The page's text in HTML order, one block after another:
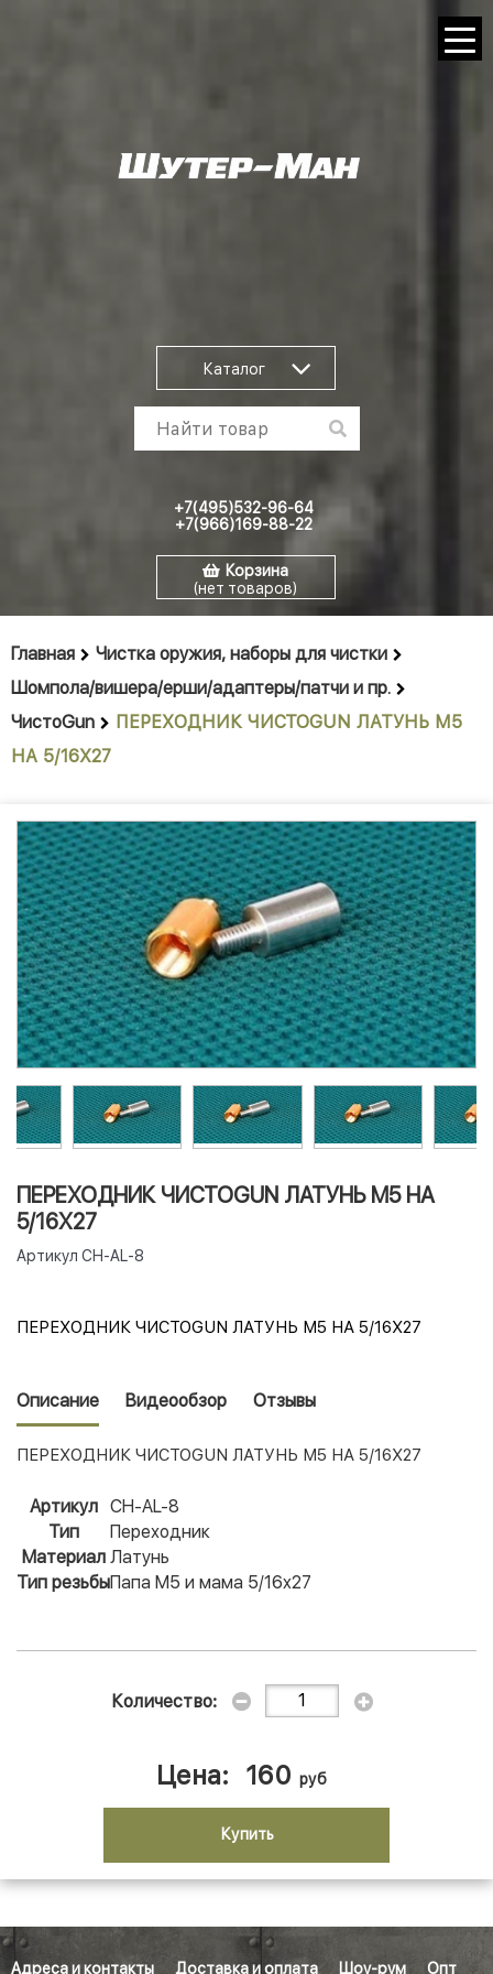
Каталог
+7(495)532-96-64
+7(966)169-88-22
Корзина
(нет товаров)
Главная
Чистка оружия, наборы для чистки
Шомпола/вишера/ерши/адаптеры/патчи и пр.
ЧистоGun
ПЕРЕХОДНИК ЧИСТОGUN ЛАТУНЬ М5
НА 5/16Х27
ПЕРЕХОДНИК ЧИСТОGUN ЛАТУНЬ М5 НА
5/16Х27
Артикул CH-AL-8
ПЕРЕХОДНИК ЧИСТОGUN ЛАТУНЬ М5 НА 5/16Х27
Описание Видеообзор Отзывы
ПЕРЕХОДНИК ЧИСТОGUN ЛАТУНЬ М5 НА 5/16Х27
Артикул
CH-AL-8
Тип
Переходник
Материал Латунь
Тип резьбыПапа M5 и мама 5/16x27
Количество:
Цена: 160 руб
Купить
Адреса и контакты Доставка и оплата Шоу-рум Опт